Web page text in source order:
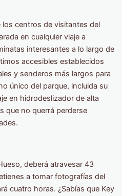
los centros de visitantes del
en cualquier viaje a
interesantes a lo largo de
accesibles establecidos
y senderos más largos para
único del parque, incluida su
en hidrodeslizador de alta
que no querrá perderse
deberá atravesar 43
a tomar fotografías del
cuatro horas. ¿Sabías que Key